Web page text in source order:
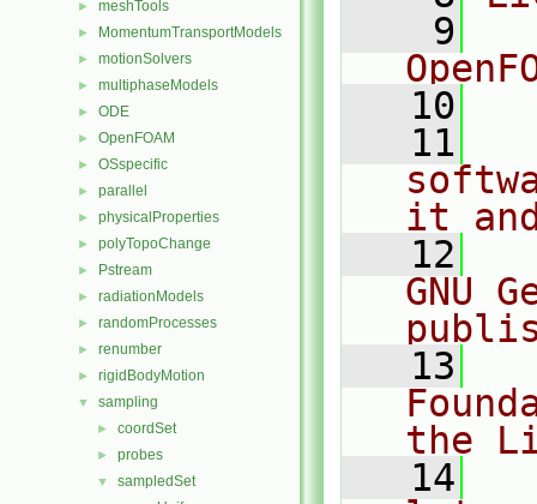
► meshTools
► MomentumTransportModels
► motionSolvers
► multiphaseModels
► ODE
► OpenFOAM
► OSspecific
► parallel
► physicalProperties
► polyTopoChange
► Pstream
► radiationModels
► randomProcesses
► renumber
► rigidBodyMotion
▼ sampling
► coordSet
► probes
▼ sampledSet
    9
   10
   11
it
   12
GNU
   13
the
   14